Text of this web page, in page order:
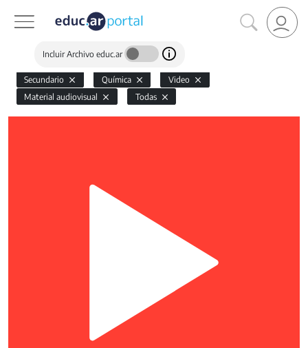
Incluir Archivo educ.ar
Secundario Química
Video
Material audiovisual
Todas